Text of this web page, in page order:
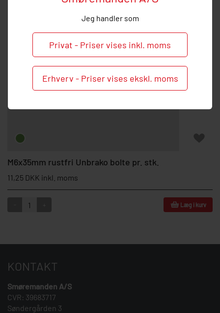
Jeg handler som
Privat - Priser vises inkl. moms
Erhverv - Priser vises ekskl. moms
M6x35mm rustfri Unbrako bolte pr. stk.
11,25 DKK inkl. moms
Læg i kurv
KONTAKT
Smøremanden A/S
CVR: 39683717
Søndergården 3